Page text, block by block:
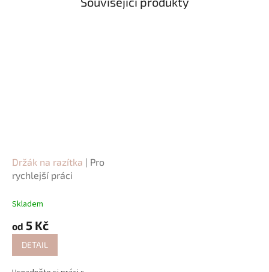
Držák na razítka | Pro
rychlejší práci
Skladem
od 5 Kč
DETAIL